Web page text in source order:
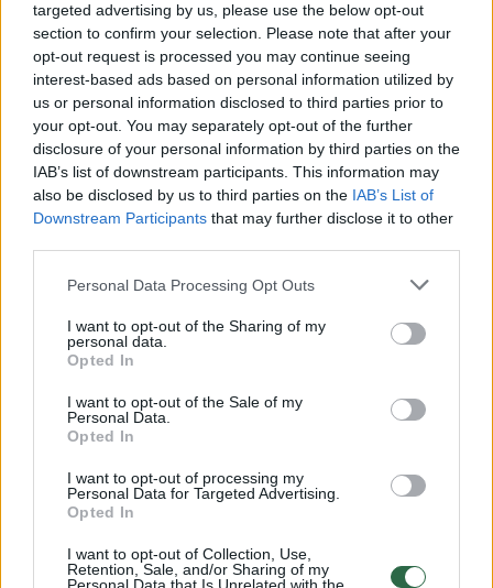
targeted advertising by us, please use the below opt-out
section to confirm your selection. Please note that after your
opt-out request is processed you may continue seeing
interest-based ads based on personal information utilized by
us or personal information disclosed to third parties prior to
your opt-out. You may separately opt-out of the further
disclosure of your personal information by third parties on the
IAB’s list of downstream participants. This information may
also be disclosed by us to third parties on the IAB’s List of
Downstream Participants that may further disclose it to other
Personal Data Processing Opt Outs
I want to opt-out of the Sharing of my
personal data.
Opted In
I want to opt-out of the Sale of my
Personal Data.
Opted In
I want to opt-out of processing my
Personal Data for Targeted Advertising.
Opted In
I want to opt-out of Collection, Use,
Retention, Sale, and/or Sharing of my
Visi įrašai
Žiūrimiausi įrašai
00:00:30
Vaizdai iš tragiškos avarijos Vilniaus r.: dviejų moterų ir
Savaitės vidurys nusimato karštas: temperatūra kils iki
32 laipsnių šilumos
Žinios | Orai
Nufilmavo, kaip patvino Vilniaus Vakarinis aplinkkelis:
Žinios | Lietuvos diena